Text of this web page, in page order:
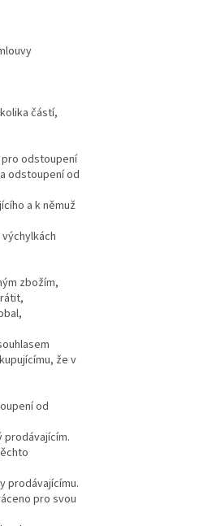
částí,
odstoupení
odstoupení od
a k němuž
zbožím,
že v
od
prodávajícímu.
pro svou